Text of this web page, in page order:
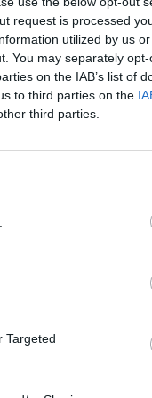
request is processed
utilized by us
You may separately
on the IAB’s list of
to third parties on the
third parties.
Targeted
réactions
0 réactions